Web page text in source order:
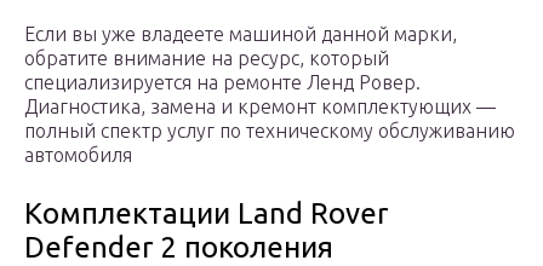
Если вы уже владеете машиной данной марки,
обратите внимание на ресурс, который
специализируется на ремонте Ленд Ровер.
Диагностика, замена и кремонт комплектующих —
полный спектр услуг по техническому обслуживанию
автомобиля
Комплектации Land Rover
Defender 2 поколения